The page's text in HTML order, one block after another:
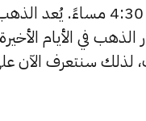
يبحث الكثيرون عن سعر الذهب اليوم في مصر بتاريخ الأحد 19 أبريل الساعة
في الأيام الأخيرة
لذلك سنتعرف الآن